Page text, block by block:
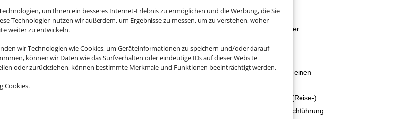
um Ihnen ein besseres Internet-Erlebnis zu ermöglichen und die Werbung, die Sie
Technologien nutzen wir außerdem, um Ergebnisse zu messen, um zu verstehen, woher
weiter zu entwickeln.
wir Technologien wie Cookies, um Geräteinformationen zu speichern und/oder darauf
können wir Daten wie das Surfverhalten oder eindeutige IDs auf dieser Website
oder zurückziehen, können bestimmte Merkmale und Funktionen beeinträchtigt werden.
Cookies.
werden zu verschiedenen Zwecken erhoben und verarbeitet. Die konkreten Zwecke der
ergeben sich dabei aus den Art. 6 und Art. 9 DSGVO.
als Rechtsgrundlage für Verarbeitungsvorgänge, bei denen wir Ihre Einwilligung für einen
müssen.
zur Erfüllung eines Vertrags erforderlich, wie dies beispielsweise bei der Bearbeitung Ihrer (Reise-)
auf Art. 6 Abs. 1 lit. b DSGVO. Gleiches gilt für solche Verarbeitungsvorgänge die zur Durchführung